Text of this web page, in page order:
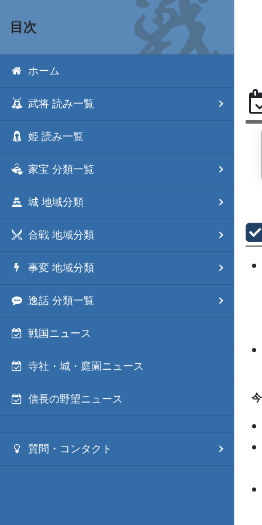
目次
ホーム
武将 読み一覧
姫 読み一覧
家宝 分類一覧
城 地域分類
合戦 地域分類
事変 地域分類
逸話 分類一覧
戦国ニュース
寺社・城・庭園ニュース
信長の野望ニュース
質問・コンタクト